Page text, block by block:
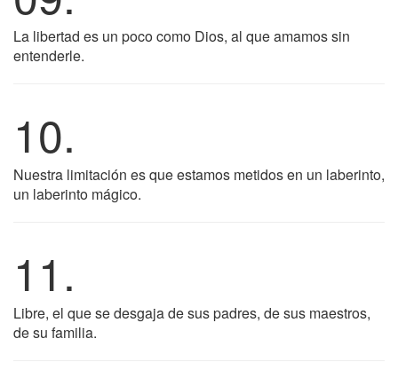
La libertad es un poco como Dios, al que amamos sin
entenderle.
10.
Nuestra limitación es que estamos metidos en un laberinto,
un laberinto mágico.
11.
Libre, el que se desgaja de sus padres, de sus maestros,
de su familia.